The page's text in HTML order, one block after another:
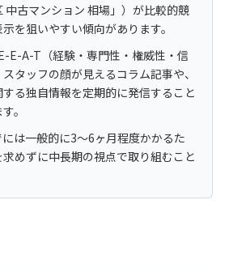
中古マンション 相場」）が比較的競
を狙いやすい傾向があります。
E-A-T（経験・専門性・権威性・信
タッフの顔が見えるコラム記事や、
る独自情報を定期的に発信すること
。
は一般的に3〜6ヶ月程度かかるた
めずに中長期の視点で取り組むこと